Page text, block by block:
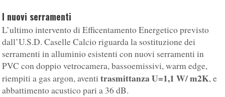
I nuovi serramenti
L’ultimo intervento di Efficentamento Energetico previsto
dall’U.S.D. Caselle Calcio riguarda la sostituzione dei
serramenti in alluminio esistenti con nuovi serramenti in
PVC con doppio vetrocamera, bassoemissivi, warm edge,
riempiti a gas argon, aventitrasmittanza U=1,1 W/ m2K, e
abbattimento acustico pari a 36 dB.